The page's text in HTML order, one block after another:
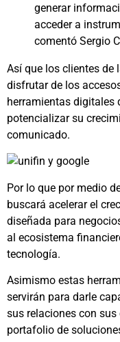
generar
acceder a
comentó Sergio
Así que los clientes de
disfrutar de los
herramientas digitales
potencializar su
comunicado.
Por lo que por medio
buscará acelerar el
diseñada para
al ecosistema
tecnología.
Asimismo estas
servirán para darle
sus relaciones con
portafolio de